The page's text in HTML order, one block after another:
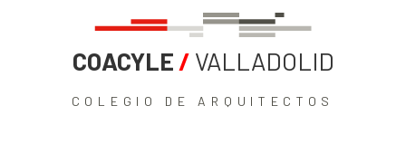
COACYLE / VALLADOLID
COLEGIO DE ARQUITECTOS